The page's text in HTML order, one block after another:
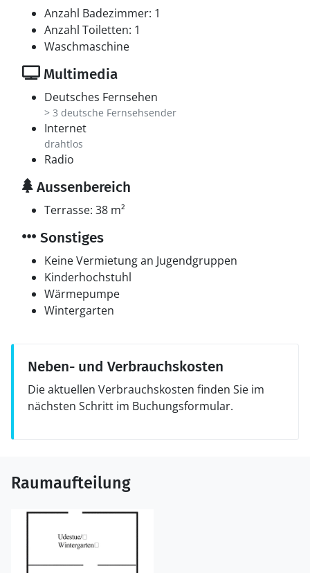
Anzahl Badezimmer: 1
Anzahl Toiletten: 1
Waschmaschine
Multimedia
Deutsches Fernsehen
> 3 deutsche Fernsehsender
Internet
drahtlos
Radio
Aussenbereich
Terrasse: 38 m²
Sonstiges
Keine Vermietung an Jugendgruppen
Kinderhochstuhl
Wärmepumpe
Wintergarten
Neben- und Verbrauchskosten
Die aktuellen Verbrauchskosten finden Sie im
nächsten Schritt im Buchungsformular.
Raumaufteilung